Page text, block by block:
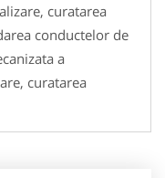
curatarea
conductelor de
a
curatarea